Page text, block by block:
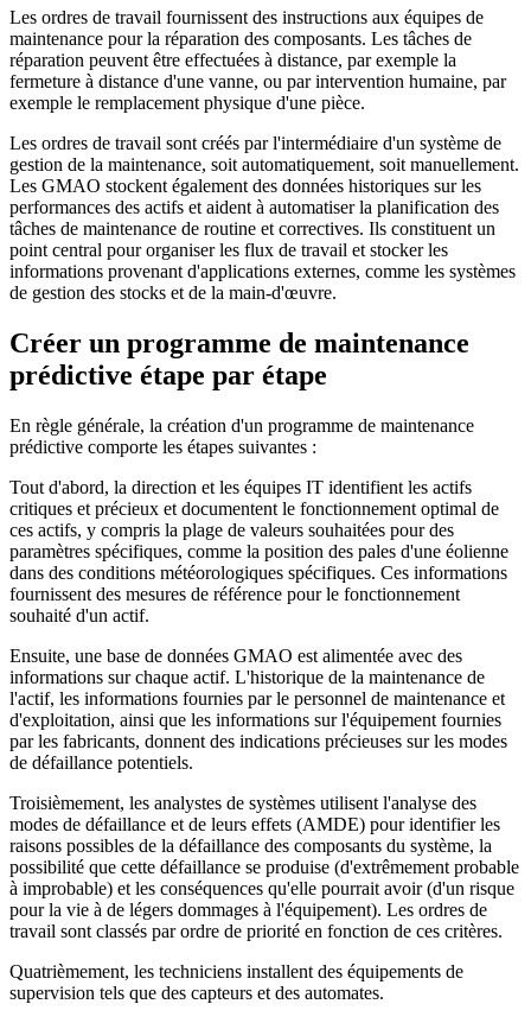
Les ordres de travail fournissent des instructions aux équipes de
maintenance pour la réparation des composants. Les tâches de
réparation peuvent être effectuées à distance, par exemple la
fermeture à distance d'une vanne, ou par intervention humaine, par
exemple le remplacement physique d'une pièce.
Les ordres de travail sont créés par l'intermédiaire d'un système de
gestion de la maintenance, soit automatiquement, soit manuellement.
Les GMAO stockent également des données historiques sur les
performances des actifs et aident à automatiser la planification des
tâches de maintenance de routine et correctives. Ils constituent un
point central pour organiser les flux de travail et stocker les
informations provenant d'applications externes, comme les systèmes
de gestion des stocks et de la main-d'œuvre.
Créer un programme de maintenance
prédictive étape par étape
En règle générale, la création d'un programme de maintenance
prédictive comporte les étapes suivantes :
Tout d'abord, la direction et les équipes IT identifient les actifs
critiques et précieux et documentent le fonctionnement optimal de
ces actifs, y compris la plage de valeurs souhaitées pour des
paramètres spécifiques, comme la position des pales d'une éolienne
dans des conditions météorologiques spécifiques. Ces informations
fournissent des mesures de référence pour le fonctionnement
souhaité d'un actif.
Ensuite, une base de données GMAO est alimentée avec des
informations sur chaque actif. L'historique de la maintenance de
l'actif, les informations fournies par le personnel de maintenance et
d'exploitation, ainsi que les informations sur l'équipement fournies
par les fabricants, donnent des indications précieuses sur les modes
de défaillance potentiels.
Troisièmement, les analystes de systèmes utilisent l'analyse des
modes de défaillance et de leurs effets (AMDE) pour identifier les
raisons possibles de la défaillance des composants du système, la
possibilité que cette défaillance se produise (d'extrêmement probable
à improbable) et les conséquences qu'elle pourrait avoir (d'un risque
pour la vie à de légers dommages à l'équipement). Les ordres de
travail sont classés par ordre de priorité en fonction de ces critères.
Quatrièmement, les techniciens installent des équipements de
supervision tels que des capteurs et des automates.